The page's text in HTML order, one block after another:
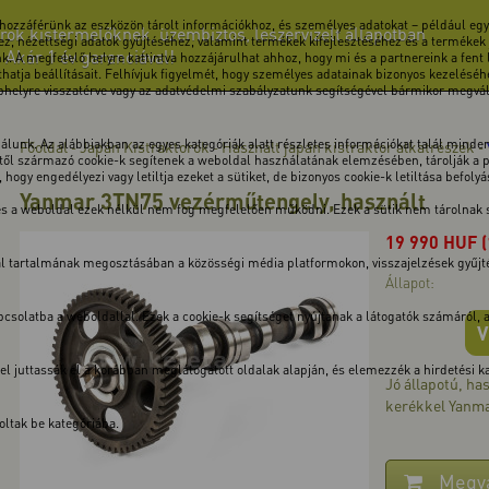
az eszközön tárolt információkhoz, és személyes adatokat – például
adatok gyűjtéséhez, valamint termékek kifejlesztéséhez és a
A megfelelő helyre kattintva hozzájárulhat ahhoz, hogy mi és a partnereink a
beállításait. Felhívjuk figyelmét, hogy személyes adatainak bizonyos
visszatérve vagy az adatvédelmi szabályzatunk segítségével bármikor
Az alábbiakban az egyes kategóriák alatt részletes információkat talál
származó cookie-k segítenek a weboldal használatának elemzésében, tárolják
engedélyezi vagy letiltja ezeket a sütiket, de bizonyos cookie-k letiltása
weboldal ezek nélkül nem fog megfelelően működni. Ezek a sütik nem
megosztásában a közösségi média platformokon, visszajelzések
a weboldallal. Ezek a cookie-k segítséget nyújtanak a látogatók
el a korábban meglátogatott oldalak alapján, és elemezzék a hirdetési
be kategóriába.
kistermelőknek, üzembiztos, leszervizelt állapotban
1 év garanciával!
Főoldal-Japán Kistraktorok-Használt japán kistraktor alkatrészek-
Yanmar 3TN75 vezérműtengely, használt
19 990 HUF
Állapot:
Jó állapotú,
kerékkel